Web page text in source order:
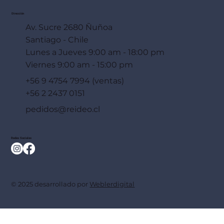
Dirección
Av. Sucre 2680 Ñuñoa
Santiago - Chile
Lunes a Jueves 9:00 am - 18:00 pm
Viernes 9:00 am - 15:00 pm
+56 9 4754 7994 (ventas)
+56 2 2437 0151
pedidos@reideo.cl
Redes Sociales
© 2025 desarrollado por Weblerdigital